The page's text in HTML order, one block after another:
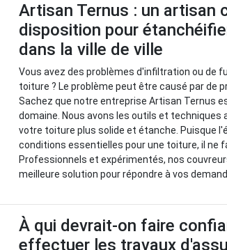
Artisan Ternus : un artisan
disposition pour
dans la ville de ville
Vous avez des problèmes d'infiltration ou de
toiture ? Le problème peut être causé par de
Sachez que notre entreprise Artisan Ternus
domaine. Nous avons les outils et techniques
votre toiture plus solide et étanche. Puisque
conditions essentielles pour une toiture, il ne
Professionnels et expérimentés, nos
meilleure solution pour répondre à vos
À qui devrait-on faire
effectuer les travaux